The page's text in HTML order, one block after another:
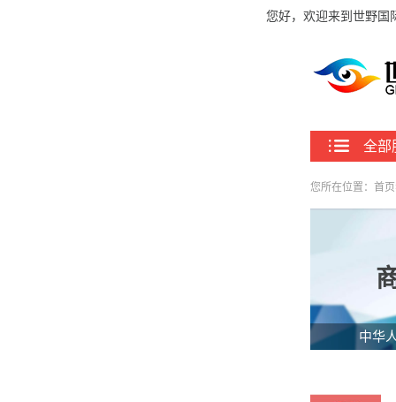
您好，欢迎来到世野国
全部
您所在位置： 首页
中华